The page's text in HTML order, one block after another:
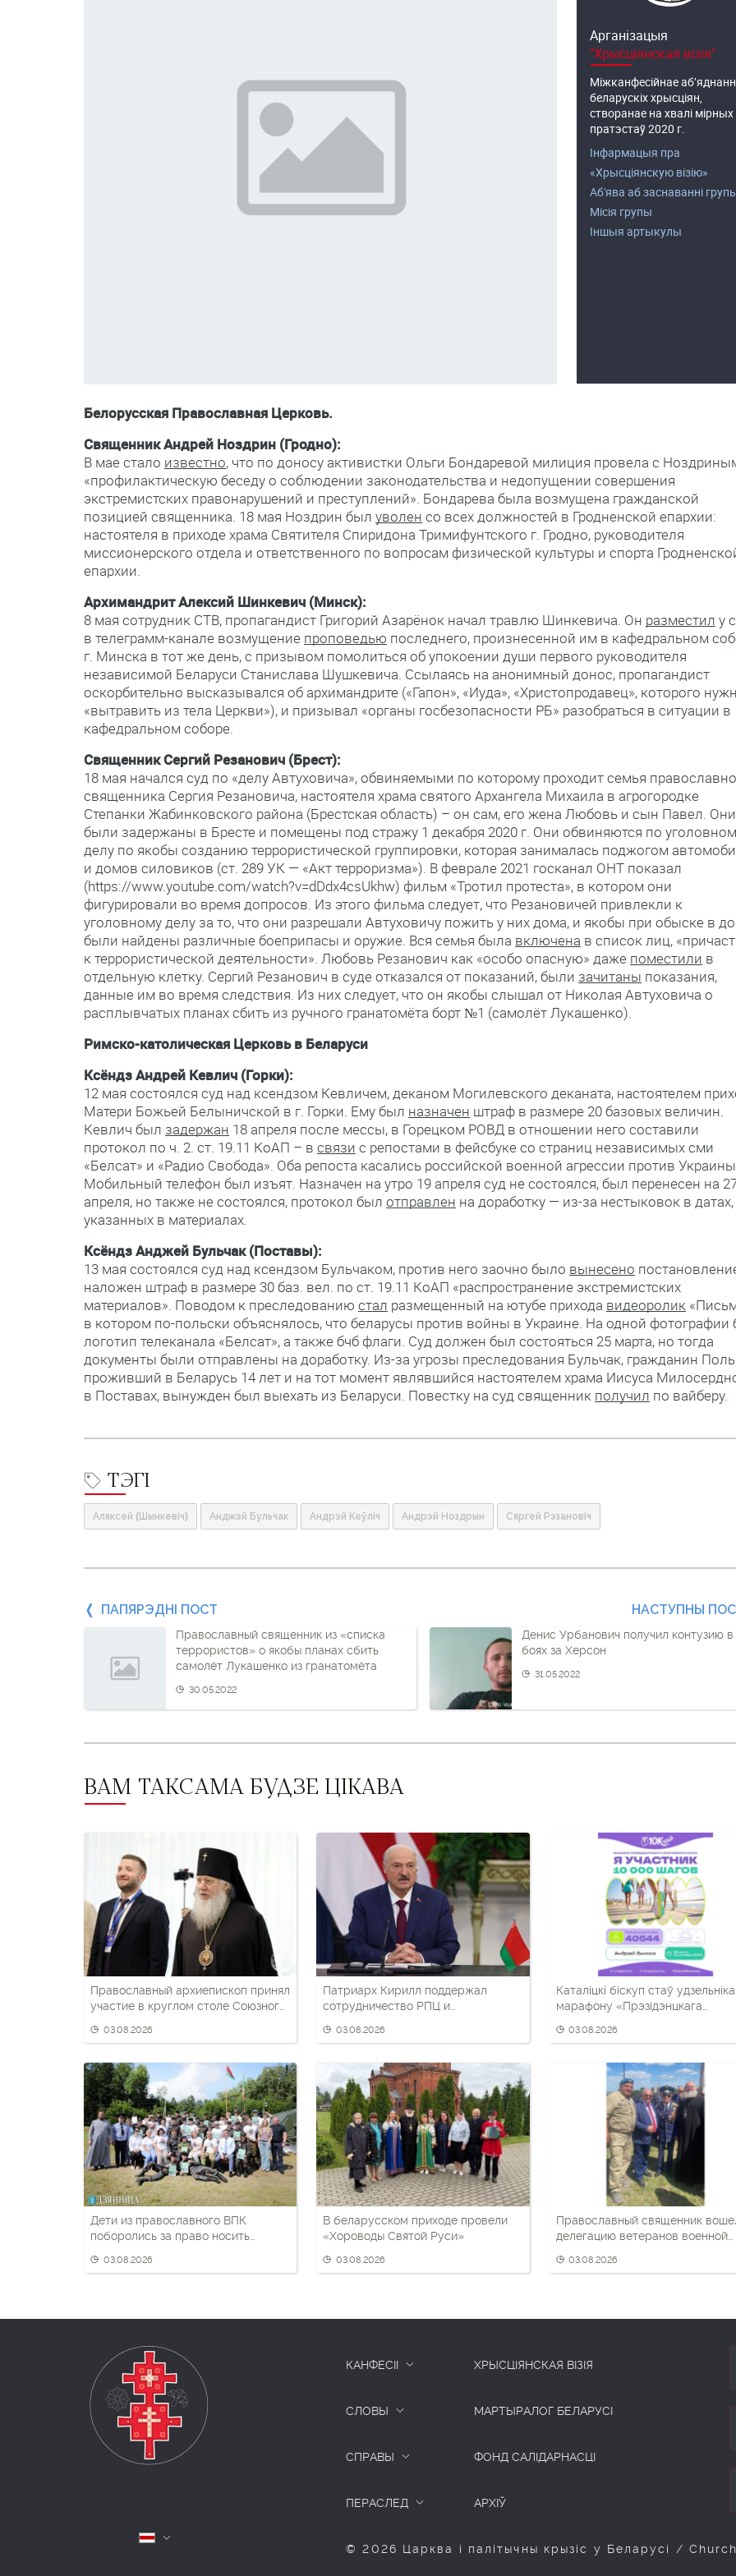
Арганізацыя
"Хрысціянская візія"
Міжканфесійнае
беларускіх хрысціян,
створанае на хвалі мірных
пратэстаў 2020 г.
Інфармацыя пра
«Хрысціянскую візію»
Аб'ява аб заснаванні
Місія групы
Іншыя артыкулы
Белорусская Православная Церковь.
Священник Андрей Ноздрин (Гродно):
В мае стало известно, что по доносу активистки Ольги Бондаревой милиция провела с
«профилактическую беседу о соблюдении законодательства и недопущении совершения
экстремистских правонарушений и преступлений». Бондарева была возмущена гражданской
позицией священника. 18 мая Ноздрин был уволен со всех должностей в Гродненской епархии:
настоятеля в приходе храма Святителя Спиридона Тримифунтского г. Гродно, руководителя
миссионерского отдела и ответственного по вопросам физической культуры и спорта
епархии.
Архимандрит Алексий Шинкевич (Минск):
8 мая сотрудник СТВ, пропагандист Григорий Азарёнок начал травлю Шинкевича. Он разместил у
в телеграмм-канале возмущение проповедью последнего, произнесенной им в кафедральном
г. Минска в тот же день, с призывом помолиться об упокоении души первого руководителя
независимой Беларуси Станислава Шушкевича. Ссылаясь на анонимный донос, пропагандист
оскорбительно высказывался об архимандрите («Гапон», «Иуда», «Христопродавец», которого
«вытравить из тела Церкви»), и призывал «органы госбезопасности РБ» разобраться в ситуации в
кафедральном соборе.
Священник Сергий Резанович (Брест):
18 мая начался суд по «делу Автуховича», обвиняемыми по которому проходит семья
священника Сергия Резановича, настоятеля храма святого Архангела Михаила в агрогородке
Степанки Жабинковского района (Брестская область) – он сам, его жена Любовь и сын Павел. Они
были задержаны в Бресте и помещены под стражу 1 декабря 2020 г. Они обвиняются по
делу по якобы созданию террористической группировки, которая занималась поджогом
и домов силовиков (ст. 289 УК — «Акт терроризма»). В феврале 2021 госканал ОНТ показал
(https://www.youtube.com/watch?v=dDdx4csUkhw) фильм «Тротил протеста», в котором они
фигурировали во время допросов. Из этого фильма следует, что Резановичей привлекли к
уголовному делу за то, что они разрешали Автуховичу пожить у них дома, и якобы при обыске в
были найдены различные боеприпасы и оружие. Вся семья была включена в список лиц,
к террористической деятельности». Любовь Резанович как «особо опасную» даже поместили в
отдельную клетку. Сергий Резанович в суде отказался от показаний, были зачитаны показания,
данные им во время следствия. Из них следует, что он якобы слышал от Николая Автуховича о
расплывчатых планах сбить из ручного гранатомёта борт №1 (самолёт Лукашенко).
Римско-католическая Церковь в Беларуси
Ксёндз Андрей Кевлич (Горки):
12 мая состоялся суд над ксендзом Кевличем, деканом Могилевского деканата, настоятелем
Матери Божьей Белыничской в г. Горки. Ему был назначен штраф в размере 20 базовых величин.
Кевлич был задержан 18 апреля после мессы, в Горецком РОВД в отношении него составили
протокол по ч. 2. ст. 19.11 КоАП – в связи с репостами в фейсбуке со страниц независимых сми
«Белсат» и «Радио Свобода». Оба репоста касались российской военной агрессии против
Мобильный телефон был изъят. Назначен на утро 19 апреля суд не состоялся, был перенесен на
апреля, но также не состоялся, протокол был отправлен на доработку — из-за нестыковок в датах,
указанных в материалах.
Ксёндз Анджей Бульчак (Поставы):
13 мая состоялся суд над ксендзом Бульчаком, против него заочно было вынесено
наложен штраф в размере 30 баз. вел. по ст. 19.11 КоАП «распространение экстремистских
материалов». Поводом к преследованию стал размещенный на ютубе прихода видеоролик
в котором по-польски объяснялось, что беларусы против войны в Украине. На одной фотографии
логотип телеканала «Белсат», а также бчб флаги. Суд должен был состояться 25 марта, но тогда
документы были отправлены на доработку. Из-за угрозы преследования Бульчак, гражданин
проживший в Беларусь 14 лет и на тот момент являвшийся настоятелем храма Иисуса
в Поставах, вынужден был выехать из Беларуси. Повестку на суд священник получил по вайберу.
ТЭГІ
Аляксей (Шынкевіч) Анджэй Бульчак Андрэй Кеўліч Андрэй Ноздрын Сяргей Рэзановіч
Папярэдні
пост
наступны
пост
ПАПЯРЭДНІ ПОСТ
Православный священник из «списка
террористов» о якобы планах сбить
самолёт Лукашенко из гранатомёта
30.05.2022
НАСТУПНЫ
Денис Урбанович получил контузию в
боях за Херсон
31.05.2022
ВАМ ТАКСАМА БУДЗЕ ЦІКАВА
Православный архиепископ принял
участие в круглом столе Союзного
03.08.2026
Патриарх Кирилл поддержал
сотрудничество РПЦ и
патриотическом воспитании детей
03.08.2026
Каталіцкі біскуп стаў
марафону «Прэзідэнцкага
03.08.2026
Дети из православного ВПК
поборолись за право носить
03.08.2026
В беларусском приходе провели
«Хороводы Святой Руси»
03.08.2026
Православный священник
делегацию ветеранов военной
03.08.2026
КАНФЕСІІ
СЛОВЫ
СПРАВЫ
ПЕРАСЛЕД
ХРЫСЦІЯНСКАЯ ВІЗІЯ
МАРТЫРАЛОГ БЕЛАРУСІ
ФОНД САЛІДАРНАСЦІ
АРХІЎ
© 2026 Царква і палітычны крызіс у Беларусі /